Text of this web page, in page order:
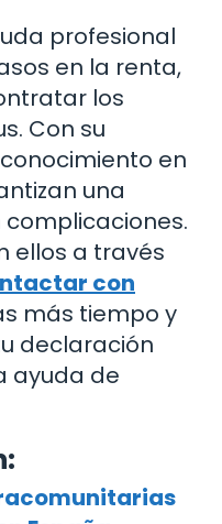
profesional
en la renta,
los
Con su
en
una
ellos a través
con
más tiempo y
declaración
ayuda de